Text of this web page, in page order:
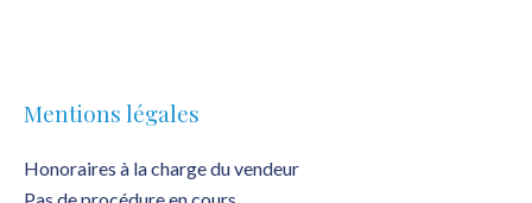
Mentions légales
Honoraires à la charge du vendeur